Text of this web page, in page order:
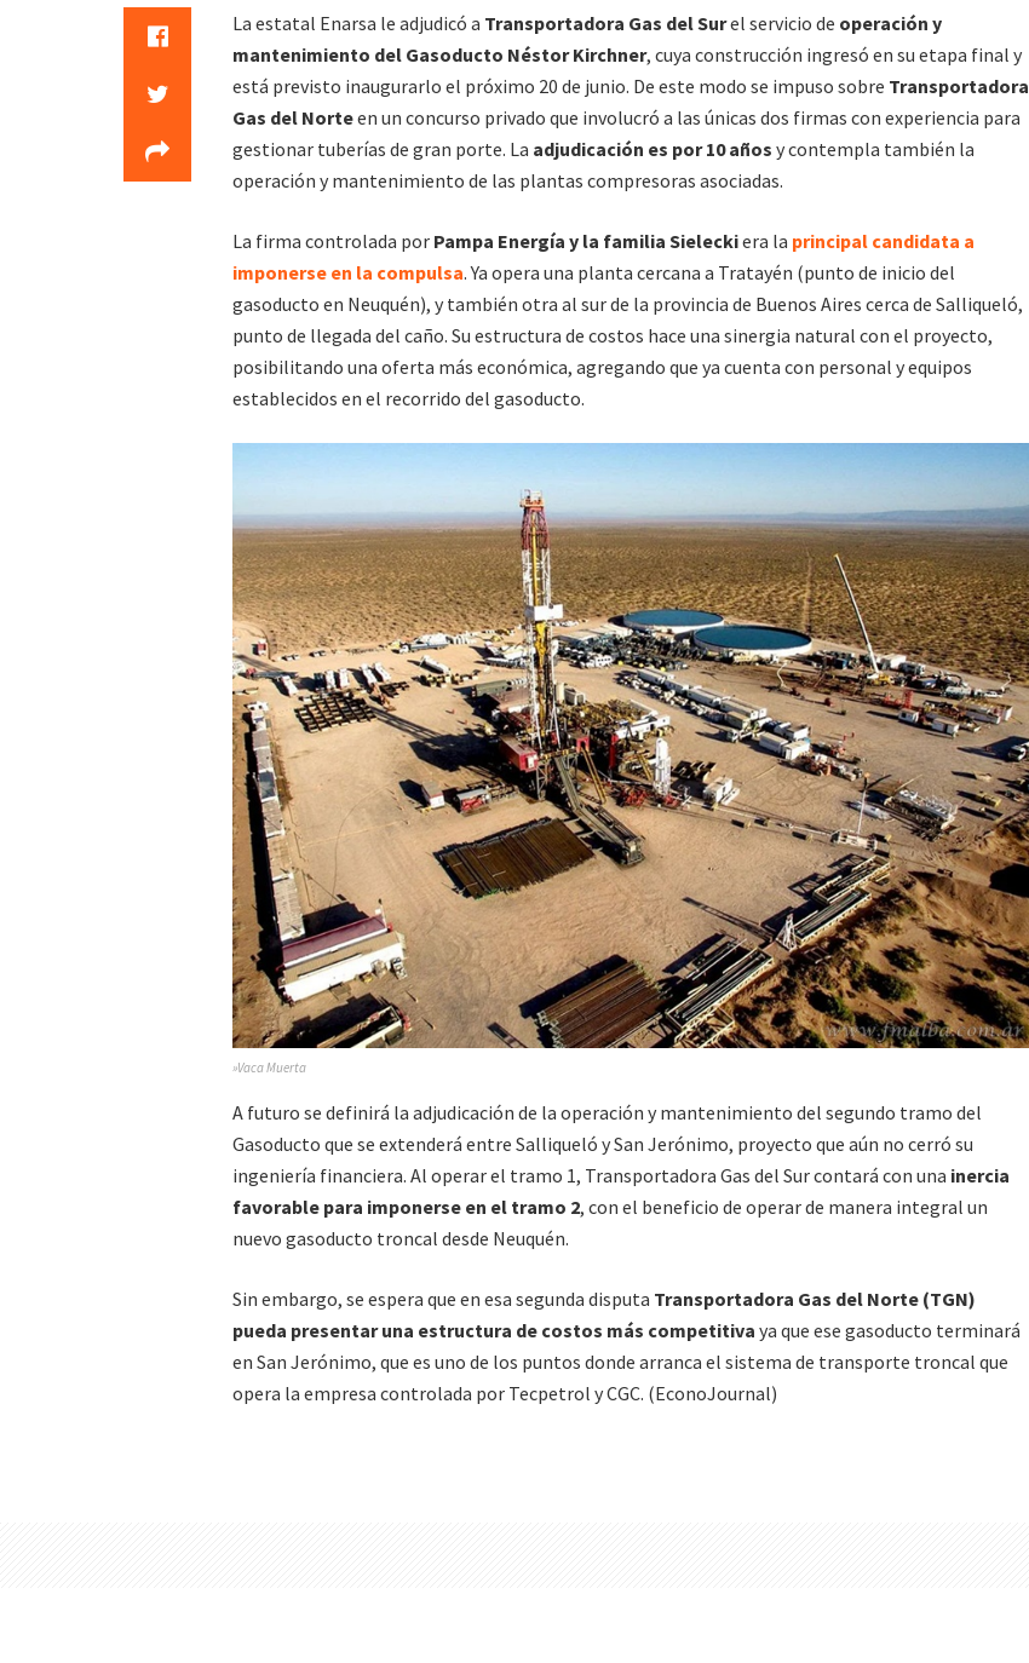
La estatal Enarsa le adjudicó a Transportadora Gas del Surel servicio de operación y
mantenimiento del Gasoducto Néstor Kirchner, cuya construcción ingresó en su etapa final y
está previsto inaugurarlo el próximo 20 de junio. De este modo se impuso sobre Transportadora
Gas del Norteen un concurso privado que involucró a las únicas dos firmas con experiencia para
gestionar tuberías de gran porte. La adjudicación es por 10 años y contempla también la
operación y mantenimiento de las plantas compresoras asociadas.
La firma controlada por Pampa Energía y la familia Sieleckiera la principal candidata a
imponerse en la compulsa. Ya opera una planta cercana a Tratayén (punto de inicio del
gasoducto en Neuquén), y también otra al sur de la provincia de Buenos Aires cerca de Salliqueló,
punto de llegada del caño. Su estructura de costos hace una sinergia natural con el proyecto,
posibilitando una oferta más económica, agregando que ya cuenta con personal y equipos
establecidos en el recorrido del gasoducto.
»Vaca Muerta
A futuro se definirá la adjudicación de la operación y mantenimiento del segundo tramo del
Gasoducto que se extenderá entre Salliqueló y San Jerónimo, proyecto que aún no cerró su
ingeniería financiera. Al operar el tramo 1, Transportadora Gas del Sur contará con una inercia
favorable para imponerse en el tramo 2, con el beneficio de operar de manera integral un
nuevo gasoducto troncal desde Neuquén.
Sin embargo, se espera que en esa segunda disputa Transportadora Gas del Norte (TGN)
pueda presentar una estructura de costos más competitiva ya que ese gasoducto terminará
en San Jerónimo, que es uno de los puntos donde arranca el sistema de transporte troncal que
opera la empresa controlada por Tecpetrol y CGC. (EconoJournal)